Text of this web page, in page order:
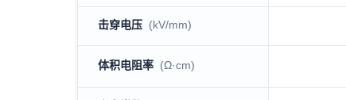
击穿电压 (kV/mm)
体积电阻率 (Ω·cm)